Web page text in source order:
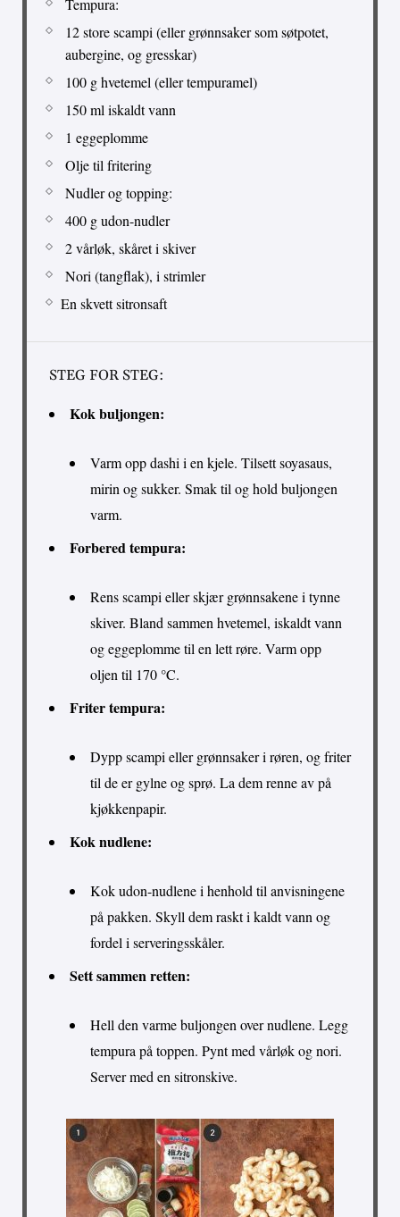
Tempura:
12 store scampi (eller grønnsaker som søtpotet,
aubergine, og gresskar)
100 g hvetemel (eller tempuramel)
150 ml iskaldt vann
1 eggeplomme
Olje til fritering
Nudler og topping:
400 g udon-nudler
2 vårløk, skåret i skiver
Nori (tangflak), i strimler
En skvett sitronsaft
STEG FOR STEG:
Kok buljongen:
Varm opp dashi i en kjele. Tilsett soyasaus,
mirin og sukker. Smak til og hold buljongen
varm.
Forbered tempura:
Rens scampi eller skjær grønnsakene i tynne
skiver. Bland sammen hvetemel, iskaldt vann
og eggeplomme til en lett røre. Varm opp
oljen til 170 °C.
Friter tempura:
Dypp scampi eller grønnsaker i røren, og friter
til de er gylne og sprø. La dem renne av på
kjøkkenpapir.
Kok nudlene:
Kok udon-nudlene i henhold til anvisningene
på pakken. Skyll dem raskt i kaldt vann og
fordel i serveringsskåler.
Sett sammen retten:
Hell den varme buljongen over nudlene. Legg
tempura på toppen. Pynt med vårløk og nori.
Server med en sitronskive.